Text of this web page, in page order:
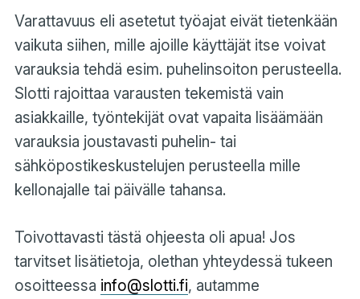
Varattavuus eli asetetut työajat eivät tietenkään
vaikuta siihen, mille ajoille käyttäjät itse voivat
varauksia tehdä esim. puhelinsoiton perusteella.
Slotti rajoittaa varausten tekemistä vain
asiakkaille, työntekijät ovat vapaita lisäämään
varauksia joustavasti puhelin- tai
sähköpostikeskustelujen perusteella mille
kellonajalle tai päivälle tahansa.
Toivottavasti tästä ohjeesta oli apua! Jos
tarvitset lisätietoja, olethan yhteydessä tukeen
osoitteessa info@slotti.fi, autamme